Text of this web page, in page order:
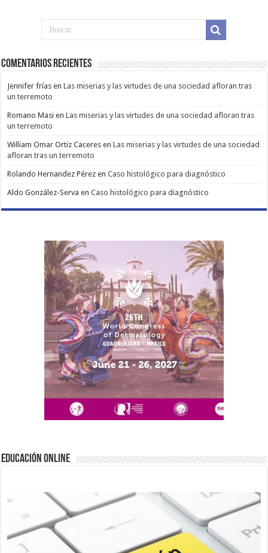
Comentarios Recientes
Jennifer frías enLas miserias y las virtudes de una sociedad afloran tras
un terremoto
Romano Masi enLas miserias y las virtudes de una sociedad afloran tras
un terremoto
William Omar Ortiz Caceres enLas miserias y las virtudes de una sociedad
afloran tras un terremoto
Rolando Hernandez Pérez enCaso histológico para diagnóstico
Aldo González-Serva enCaso histológico para diagnóstico
EDUCACIÓN ONLINE